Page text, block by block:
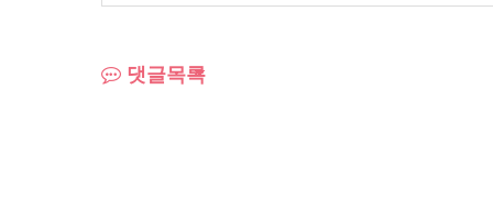
댓글목록